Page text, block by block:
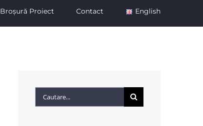
Broșură Proiect Contact English
Cautare...